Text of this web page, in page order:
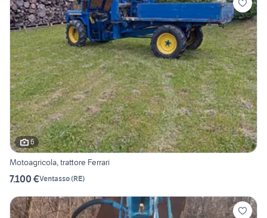
6
Motoagricola, trattore Ferrari
7.100 €Ventasso(RE)